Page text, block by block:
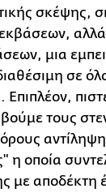
σκέψης,
μια
σε
τους
η οποία
με αποδέκτη